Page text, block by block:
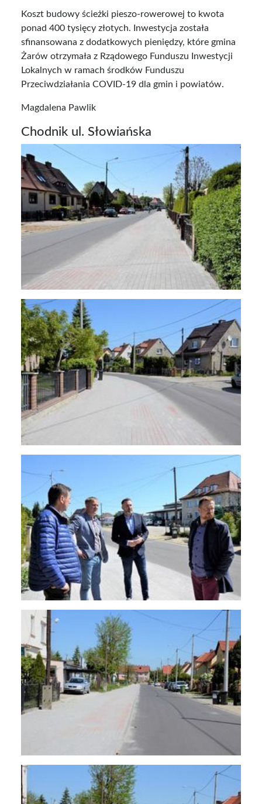
Koszt budowy ścieżki pieszo-rowerowej to kwota
ponad 400 tysięcy złotych. Inwestycja została
sfinansowana z dodatkowych pieniędzy, które gmina
Żarów otrzymała z Rządowego Funduszu Inwestycji
Lokalnych w ramach środków Funduszu
Przeciwdziałania COVID-19 dla gmin i powiatów.
Magdalena Pawlik
Chodnik ul. Słowiańska